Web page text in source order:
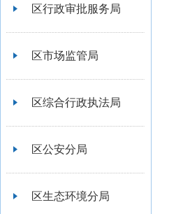
区行政审批服务局
区市场监管局
区综合行政执法局
区公安分局
区生态环境分局